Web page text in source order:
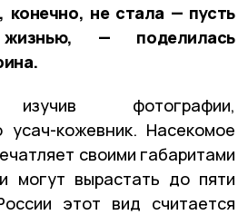
конечно, не стала — пусть
— поделилась
изучив фотографии,
усач-кожевник. Насекомое
своими габаритами
могут вырастать до пяти
этот вид считается